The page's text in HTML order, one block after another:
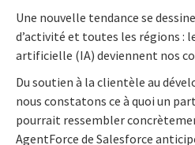
Une nouvelle tendance se
d’activité et toutes les régions :
artificielle (IA) deviennent nos
Du soutien à la clientèle au
nous constatons ce à quoi un
pourrait ressembler
AgentForce de Salesforce